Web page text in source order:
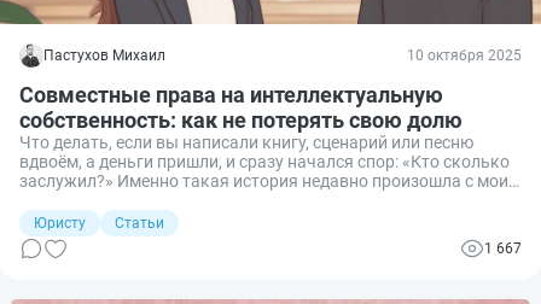
Пастухов Михаил 10 октября 2025
Совместные права на интеллектуальную
собственность: как не потерять свою долю
Что делать, если вы написали книгу, сценарий или песню
вдвоём, а деньги пришли, и сразу начался спор: «Кто сколько
заслужил?» Именно такая история недавно произошла с моим
срочно договариваться. А ведь всё можно было
предусмотреть заранее. Разбираемся, как реализовать права
на интеллектуальную собственность и не потерять свою долю.
Юристу
Статьи
1 667